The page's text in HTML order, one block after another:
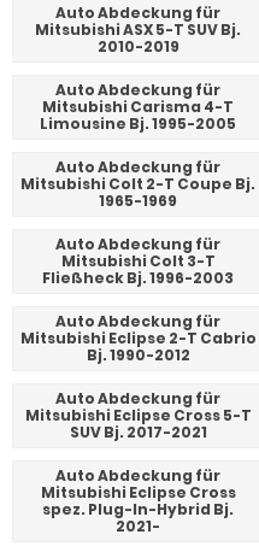
Auto Abdeckung für
Mitsubishi ASX 5-T SUV Bj.
2010-2019
Auto Abdeckung für
Mitsubishi Carisma 4-T
Limousine Bj. 1995-2005
Auto Abdeckung für
Mitsubishi Colt 2-T Coupe Bj.
1965-1969
Auto Abdeckung für
Mitsubishi Colt 3-T
Fließheck Bj. 1996-2003
Auto Abdeckung für
Mitsubishi Eclipse 2-T Cabrio
Bj. 1990-2012
Auto Abdeckung für
Mitsubishi Eclipse Cross 5-T
SUV Bj. 2017-2021
Auto Abdeckung für
Mitsubishi Eclipse Cross
spez. Plug-In-Hybrid Bj.
2021-